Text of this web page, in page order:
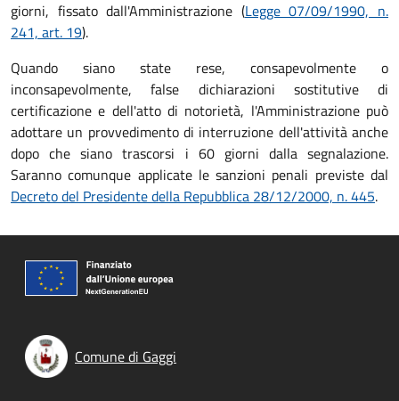
giorni, fissato dall'Amministrazione (Legge 07/09/1990, n.
241, art. 19).
Quando siano state rese, consapevolmente o
inconsapevolmente, false dichiarazioni sostitutive di
certificazione e dell'atto di notorietà, l'Amministrazione può
adottare un provvedimento di interruzione dell'attività anche
dopo che siano trascorsi i 60 giorni dalla segnalazione.
Saranno comunque applicate le sanzioni penali previste dal
Decreto del Presidente della Repubblica 28/12/2000, n. 445.
Comune di Gaggi